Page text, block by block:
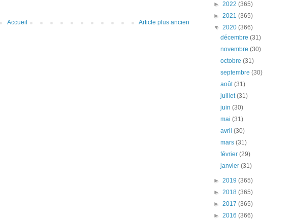
Article plus ancien
Accueil
► 2022 (365)
► 2021 (365)
▼ 2020 (366)
décembre(31)
novembre(30)
octobre(31)
septembre(30)
août(31)
juillet(31)
juin(30)
mai(31)
avril(30)
mars(31)
février(29)
janvier(31)
► 2019 (365)
► 2018 (365)
► 2017 (365)
► 2016 (366)